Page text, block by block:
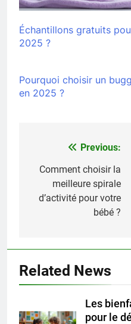
Échantillons gratuits
2025 ?
Pourquoi choisir un
en 2025 ?
Navigation
de
l’article
Previous:
Comment choisir la
meilleure spirale
d’activité pour votre
bébé ?
Related News
Les
pour le